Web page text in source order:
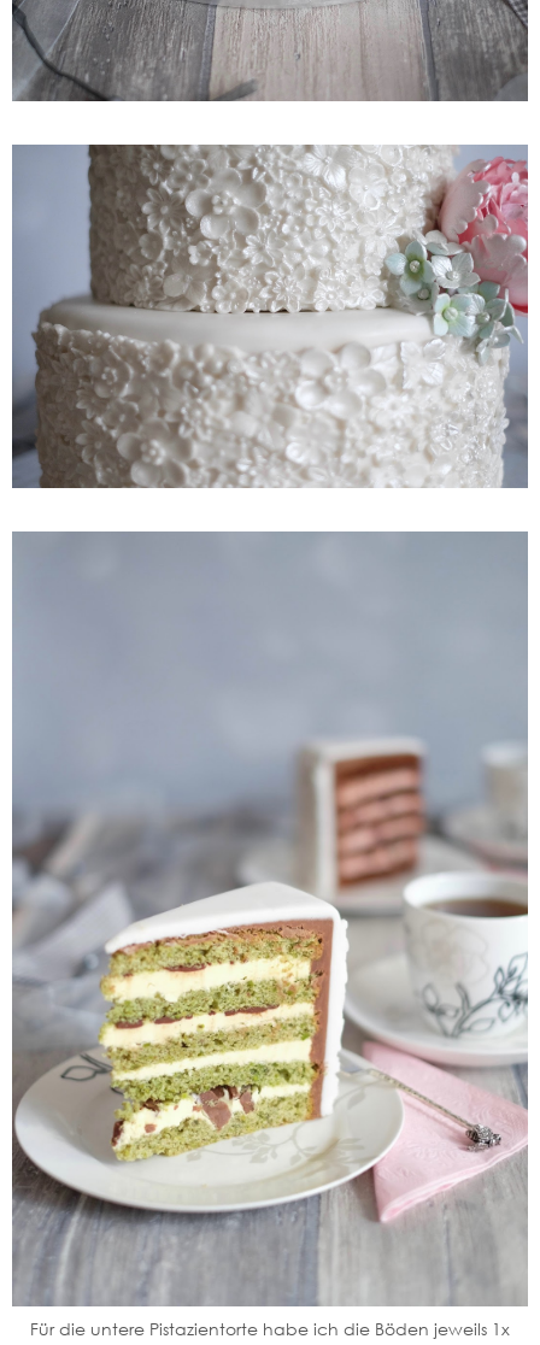
Für die untere Pistazientorte habe ich die Böden jeweils 1x